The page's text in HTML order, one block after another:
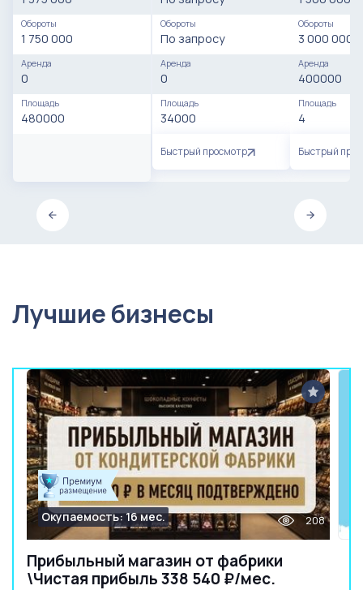
Обороты
1 750 000
Аренда
0
Площадь
480000
Обороты
По запросу
Аренда
0
Площадь
34000
Быстрый просмотр
Обороты
3 000 000
Аренда
400000
Площадь
4
Быстрый
Лучшие бизнесы
Прибыльный магазин от фабрики
\Чистая прибыль 338 540 ₽/мес.
Окупаемость: 16 мес. 208